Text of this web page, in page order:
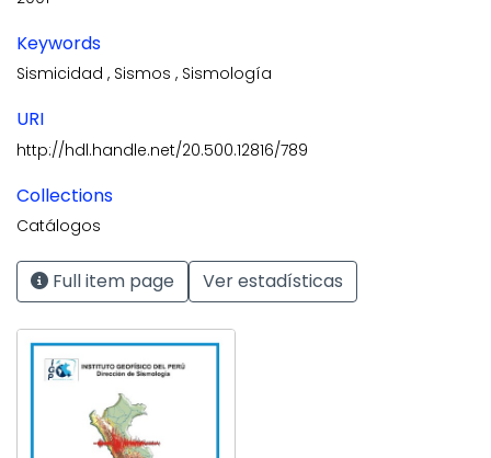
Keywords
Sismicidad , Sismos , Sismología
URI
http://hdl.handle.net/20.500.12816/789
Collections
Catálogos
Full item page Ver estadísticas